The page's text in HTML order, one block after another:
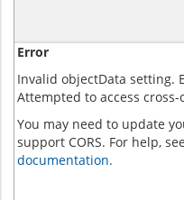
Error
Invalid objectData setting.
Attempted to access
You may need to update
support CORS. For help,
documentation.